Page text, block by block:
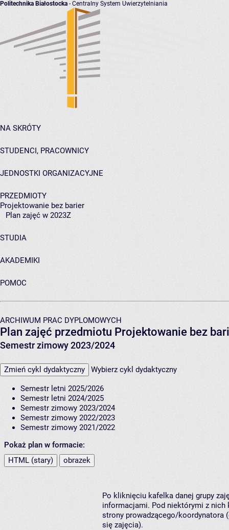
Politechnika Białostocka - Centralny System Uwierzytelniania
NA SKRÓTY
STUDENCI, PRACOWNICY
JEDNOSTKI ORGANIZACYJNE
PRZEDMIOTY
Projektowanie bez barier
Plan zajęć w 2023Z
STUDIA
AKADEMIKI
POMOC
ARCHIWUM PRAC DYPLOMOWYCH
Plan zajęć przedmiotu Projektowanie bez
Semestr zimowy 2023/2024
Zmień cykl dydaktyczny Wybierz cykl dydaktyczny
Semestr letni 2025/2026
Semestr letni 2024/2025
Semestr zimowy 2023/2024
Semestr zimowy 2022/2023
Semestr zimowy 2021/2022
Pokaż plan w formacie:
HTML (stary)
obrazek
Po kliknięciu kafelka danej grupy
informacjami. Pod niektórymi z nich
strony prowadzącego/koordynatora
się zajęcia).